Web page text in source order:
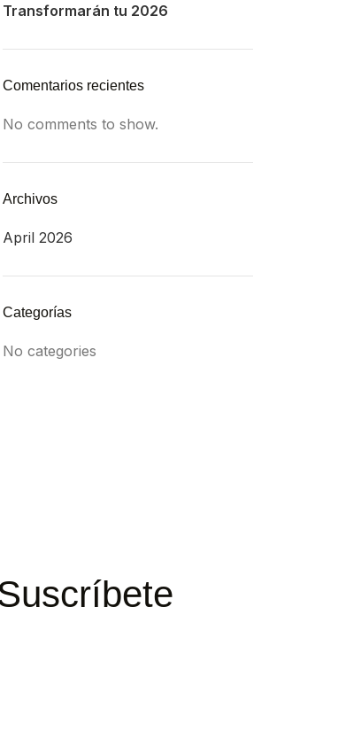
Transformarán tu 2026
Comentarios recientes
No comments to show.
Archivos
April 2026
Categorías
No categories